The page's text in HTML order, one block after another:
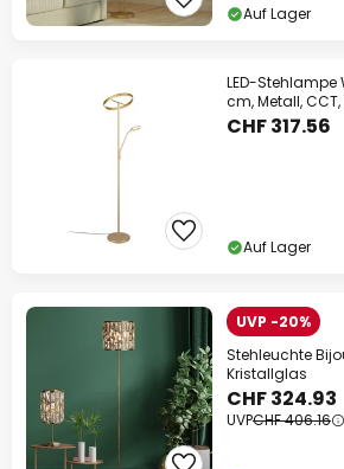
Auf Lager
LED-Stehlampe
cm, Metall,
CHF 317.56
Auf Lager
UVP -20%
Stehleuchte
Kristallglas
CHF 324.93
UVPCHF 406.16